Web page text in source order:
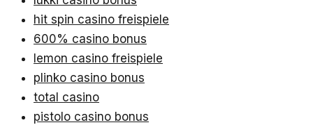
hit spin casino freispiele
600% casino bonus
lemon casino freispiele
plinko casino bonus
total casino
pistolo casino bonus